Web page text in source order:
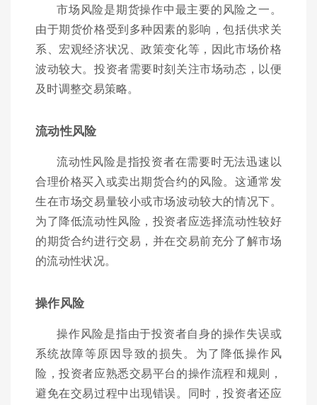
市场风险是期货操作中最主要的风险之一。
由于期货价格受到多种因素的影响，包括供求关
系、宏观经济状况、政策变化等，因此市场价格
波动较大。投资者需要时刻关注市场动态，以便
及时调整交易策略。
流动性风险
流动性风险是指投资者在需要时无法迅速以
合理价格买入或卖出期货合约的风险。这通常发
生在市场交易量较小或市场波动较大的情况下。
为了降低流动性风险，投资者应选择流动性较好
的期货合约进行交易，并在交易前充分了解市场
的流动性状况。
操作风险
操作风险是指由于投资者自身的操作失误或
系统故障等原因导致的损失。为了降低操作风
险，投资者应熟悉交易平台的操作流程和规则，
避免在交易过程中出现错误。同时，投资者还应